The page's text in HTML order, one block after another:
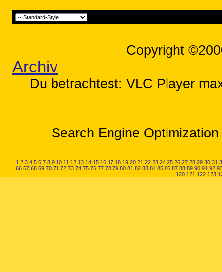
Copyright
Archiv
Du betrachtest: VLC Player
Search Engine
1 2 3 4 5 6 7 8 9 10 11 12 13 14 15 16 17 18 19 20 21 22 23 24 25 26 27 28 29 30 31
66 67 68 69 70 71 72 73 74 75 76 77 78 79 80 81 82 83 84 85 86 87 88 89 90 91 92 93
120 121 122 123